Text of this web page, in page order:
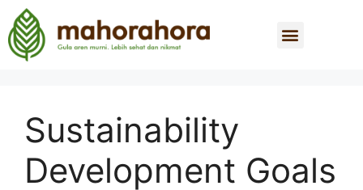
Sustainability
Development Goals